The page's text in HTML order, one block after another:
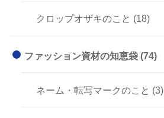
クロップオザキのこと (18)
ファッション資材の知恵袋(74)
ネーム・転写マークのこと (3)